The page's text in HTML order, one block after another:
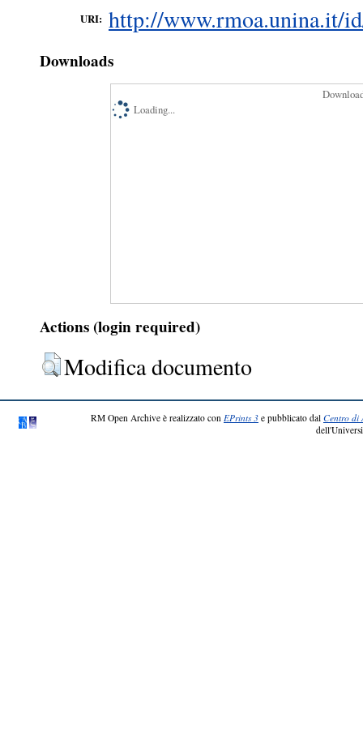
URI: http://www.rmoa.unina.it/
Downloads
Loading...
Actions (login required)
Modifica documento
RM Open Archive è realizzato con EPrints 3 e pubblicato dal Centro di